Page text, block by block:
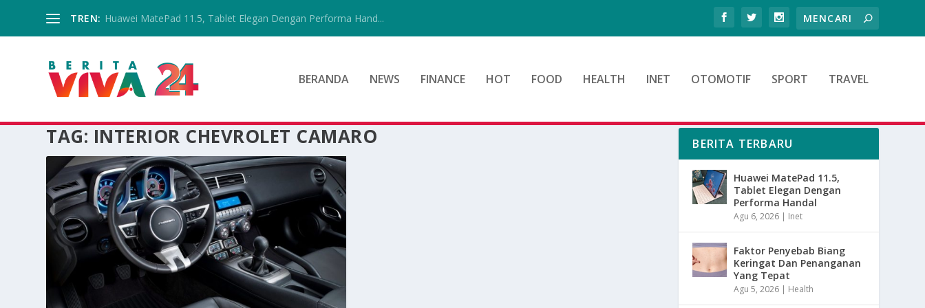
TREN: Huawei MatePad 11.5, Tablet Elegan Dengan Performa Hand...
BERANDA NEWS FINANCE HOT FOOD HEALTH INET OTOMOTIF SPORT TRAVEL
TAG: INTERIOR CHEVROLET CAMARO BERITA TERBARU
Huawei MatePad 11.5,
Tablet Elegan Dengan
Performa Handal
Agu 6, 2026 | Inet
Faktor Penyebab Biang
Keringat Dan Penanganan
Yang Tepat
Agu 5, 2026 | Health